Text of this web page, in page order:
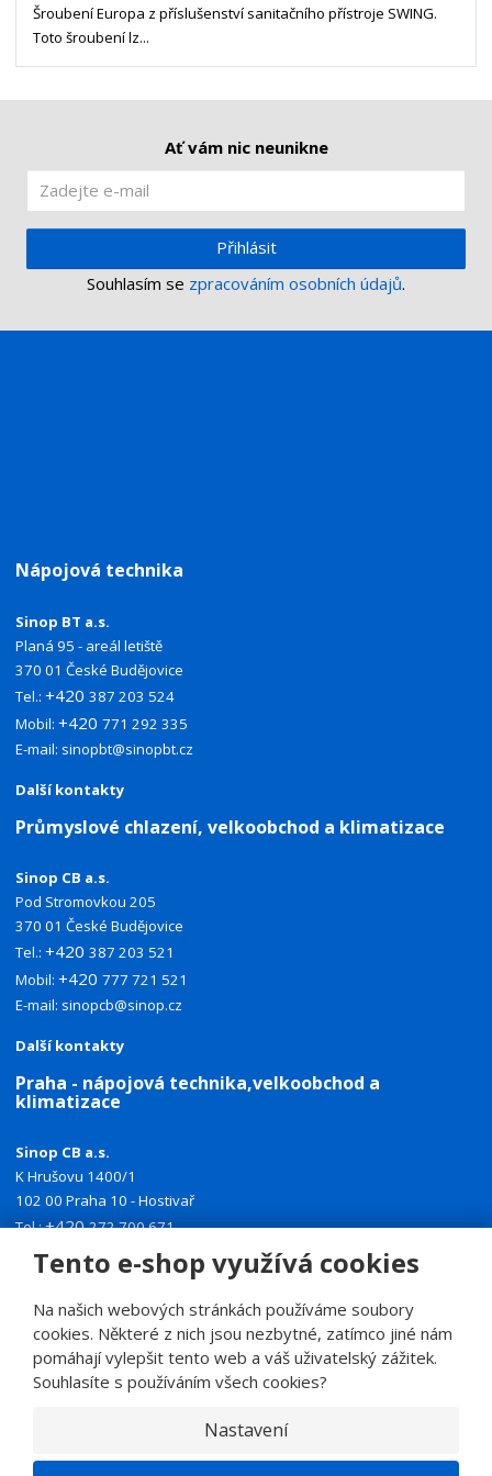
Tento e-shop využívá cookies
Na našich webových stránkách používáme soubory
cookies. Některé z nich jsou nezbytné, zatímco jiné nám
pomáhají vylepšit tento web a váš uživatelský zážitek.
Souhlasíte s používáním všech cookies?
Nastavení
t
s
v
t
v
í
Šroubení Europa z příslušenství sanitačního přístroje SWING.
Toto šroubení lz...
Ať vám nic neunikne
Přihlásit
Souhlasím se zpracováním osobních údajů.
Nápojová technika
Sinop BT a.s.
Planá 95 - areál letiště
370 01 České Budějovice
Tel.:+420387 203 524
Mobil:+420771 292 335
E-mail: sinopbt@sinopbt.cz
Další kontakty
Průmyslové chlazení, velkoobchod a klimatizace
Sinop CB a.s.
Pod Stromovkou 205
370 01 České Budějovice
Tel.:+420387 203 521
Mobil:+420777 721 521
E-mail: sinopcb@sinop.cz
Další kontakty
Praha - nápojová technika,velkoobchod a
klimatizace
Sinop CB a.s.
K Hrušovu 1400/1
102 00 Praha 10 - Hostivař
Tel.:+420272 700 671
Mobil:+420774 335 918
E-mail:sinoppraha@sinop.cz
Další kontakty